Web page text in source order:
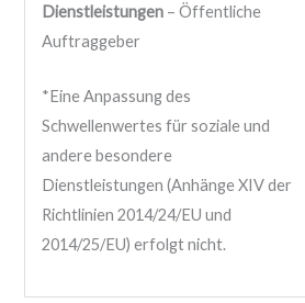
Dienstleistungen – Öffentliche
Auftraggeber
*Eine Anpassung des
Schwellenwertes für soziale und
andere besondere
Dienstleistungen (Anhänge XIV der
Richtlinien 2014/24/EU und
2014/25/EU) erfolgt nicht.